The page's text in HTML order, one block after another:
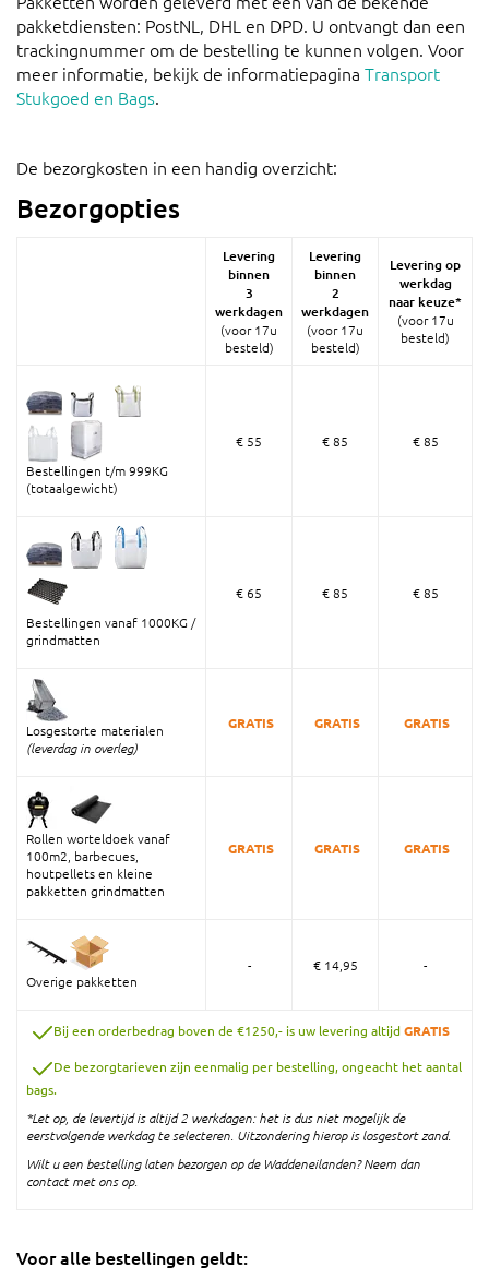
pakketdiensten: PostNL, DHL en DPD. U ontvangt dan een
trackingnummer om de bestelling te kunnen volgen. Voor
meer informatie, bekijk de informatiepagina Transport
Stukgoed en Bags.
De bezorgkosten in een handig overzicht:
Bezorgopties
Levering
binnen
3
werkdagen
(voor 17u
besteld)
Levering
binnen
2
werkdagen
(voor 17u
besteld)
Levering op
werkdag
naar keuze*
(voor 17u
besteld)
Bestellingen t/m 999KG
(totaalgewicht)
€ 55 € 85 € 85
Bestellingen vanaf 1000KG /
grindmatten
€ 65 € 85 € 85
Losgestorte materialen
(leverdag in overleg)
GRATIS GRATIS GRATIS
Rollen worteldoek vanaf
100m2, barbecues,
houtpellets en kleine
pakketten grindmatten
GRATIS GRATIS GRATIS
Overige pakketten
- € 14,95 -
Bij een orderbedrag boven de €1250,- is uw levering altijdGRATIS
De bezorgtarieven zijn eenmalig per bestelling, ongeacht het aantal
bags.
*Let op, de levertijd is altijd 2 werkdagen: het is dus niet mogelijk de
eerstvolgende werkdag te selecteren. Uitzondering hierop is losgestort zand.
Wilt u een bestelling laten bezorgen op de Waddeneilanden? Neem dan
contact met ons op.
Voor alle bestellingen geldt: